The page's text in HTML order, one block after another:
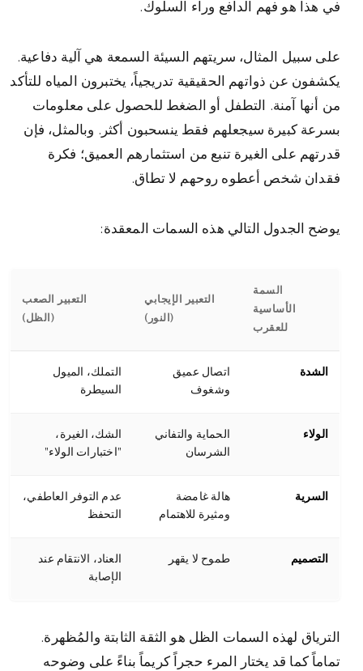
في هذا هو فهم الدافع وراء السلوك.
على سبيل المثال، سريتهم السيئة السمعة هي آلية دفاعية.
يكشفون عن ذواتهم الحقيقية تدريجياً، يختبرون المياه للتأكد
من أنها آمنة. التطفل أو الضغط للحصول على معلومات
بسرعة كبيرة سيجعلهم فقط ينسحبون أكثر. وبالمثل، فإن
قدرتهم على الغيرة تنبع من استثمارهم العميق؛ فكرة
فقدان شخص أعطوه روحهم لا تطاق.
يوضح الجدول التالي هذه السمات المعقدة:
السمة
الأساسية
للعقرب
التعبير الإيجابي
(النور)
التعبير الصعب
(الظل)
الشدة
اتصال عميق
وشغوف
التملك، الميول
السيطرة
الولاء
الحماية والتفاني
الشرسان
الشك، الغيرة،
"اختبارات الولاء"
السرية
هالة غامضة
ومثيرة للاهتمام
عدم التوفر العاطفي،
التحفظ
التصميم طموح لا يقهر
العناد، الانتقام عند
الإصابة
الترياق لهذه السمات الظل هو الثقة الثابتة والمُظهرة.
تماماً كما قد يختار المرء حجراً كريماً بناءً على وضوحه